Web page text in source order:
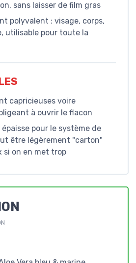
sans laisser de film gras
polyvalent : visage, corps,
utilisable pour toute la
capricieuses voire
à ouvrir le flacon
pour le système de
être légèrement "carton"
si on en met trop